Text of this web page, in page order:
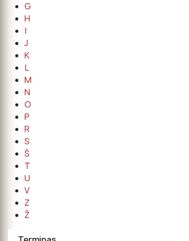
G
H
I
J
K
L
M
N
O
P
R
S
Š
T
U
V
Z
Ž